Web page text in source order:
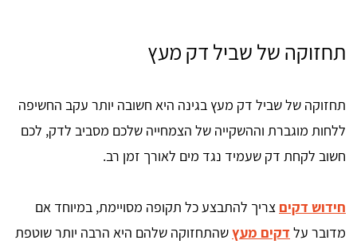
תחזוקה של שביל דק מעץ
תחזוקה של שביל דק מעץ בגינה היא חשובה יותר עקב החשיפה
ללחות מוגברת וההשקייה של הצמחייה שלכם מסביב לדק, לכם
חשוב לקחת דק שעמיד נגד מים לאורך זמן רב.
חידוש דקים צריך להתבצע כל תקופה מסויימת, במיוחד אם
מדובר על דקים מעץשהתחזוקה שלהם היא הרבה יותר שוטפת